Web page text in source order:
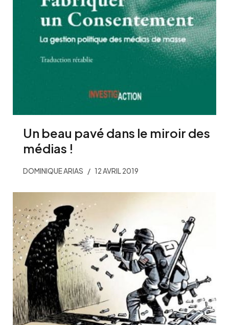
Un beau pavé dans le miroir des
médias !
DOMINIQUE ARIAS 12 AVRIL 2019